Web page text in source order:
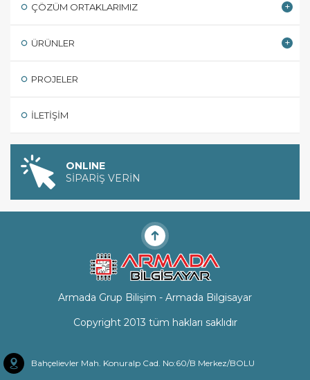
ÇÖZÜM ORTAKLARIMIZ
ÜRÜNLER
PROJELER
İLETIŞIM
ONLINE
SİPARİŞ VERİN
Armada Grup Bilişim - Armada Bilgisayar
Copyright 2013 tüm hakları saklıdır
Bahçelievler Mah. Konuralp Cad. No:60/B Merkez/BOLU